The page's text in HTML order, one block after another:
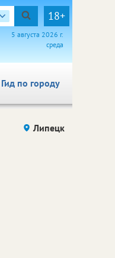
18+
5 августа 2026 г.
среда
Гид по городу
Липецк